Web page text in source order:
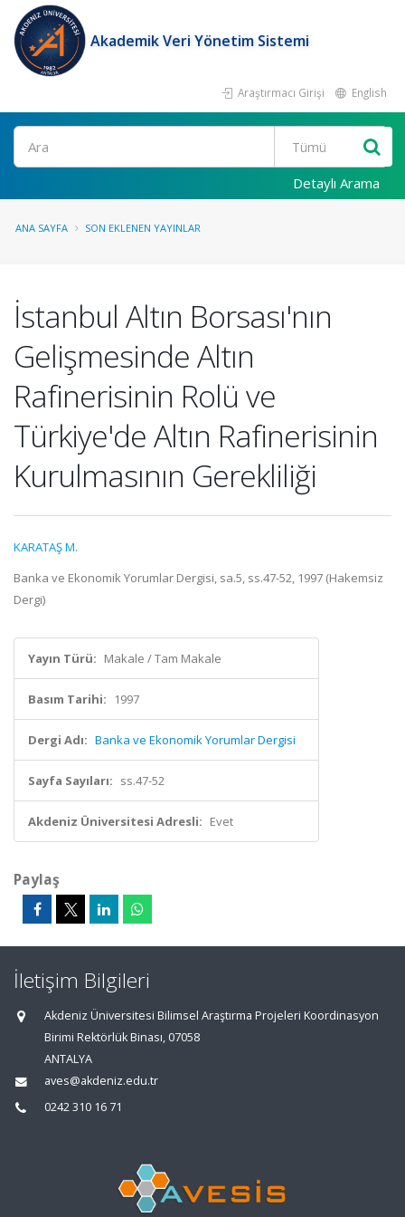
Akademik Veri Yönetim Sistemi
Araştırmacı Girişi English
Ara
Detaylı Arama
ANA SAYFA SON EKLENEN YAYINLAR
İstanbul Altın Borsası'nın
Gelişmesinde Altın
Rafinerisinin Rolü ve
Türkiye'de Altın Rafinerisinin
Kurulmasının Gerekliliği
KARATAŞ M.
Banka ve Ekonomik Yorumlar Dergisi, sa.5, ss.47-52, 1997 (Hakemsiz
Dergi)
Yayın Türü: Makale / Tam Makale
Basım Tarihi: 1997
Dergi Adı: Banka ve Ekonomik Yorumlar Dergisi
Sayfa Sayıları: ss.47-52
Akdeniz Üniversitesi Adresli: Evet
Paylaş
İletişim Bilgileri
Akdeniz Üniversitesi Bilimsel Araştırma Projeleri Koordinasyon
Birimi Rektörlük Binası, 07058
ANTALYA
aves@akdeniz.edu.tr
0242 310 16 71